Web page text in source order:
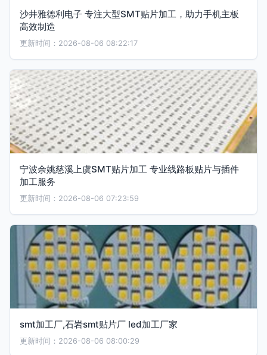
沙井雅德利电子 专注大型SMT贴片加工，助力手机主板
高效制造
更新时间：2026-08-06 08:22:17
宁波余姚慈溪上虞SMT贴片加工 专业线路板贴片与插件
加工服务
更新时间：2026-08-06 07:23:59
smt加工厂,石岩smt贴片厂 led加工厂家
更新时间：2026-08-06 08:00:29